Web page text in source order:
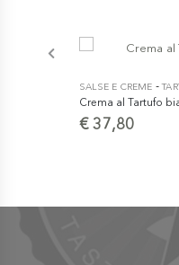
SALSE E CREME -
Crema al Tartufo
€ 37,80